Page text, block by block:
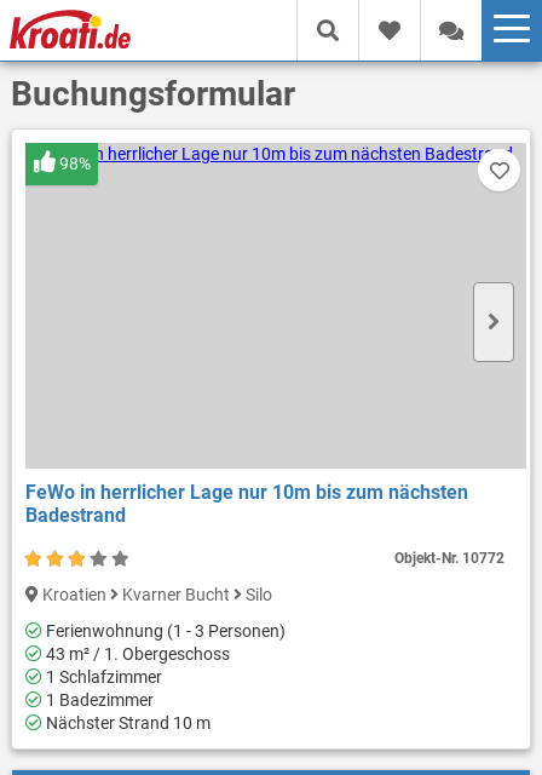
Buchungsformular
FeWo in herrlicher Lage nur 10m bis zum nächsten
Badestrand
98%
Kroatien Kvarner Bucht
Silo
Ferienwohnung (1 - 3 Personen)
43 m² / 1. Obergeschoss
1 Schlafzimmer
1 Badezimmer
Nächster Strand 10 m
Objekt-Nr. 10772